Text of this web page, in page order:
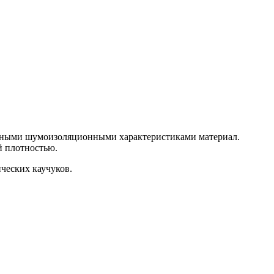
шумоизоляционными характеристиками материал.
плотностью.
каучуков.